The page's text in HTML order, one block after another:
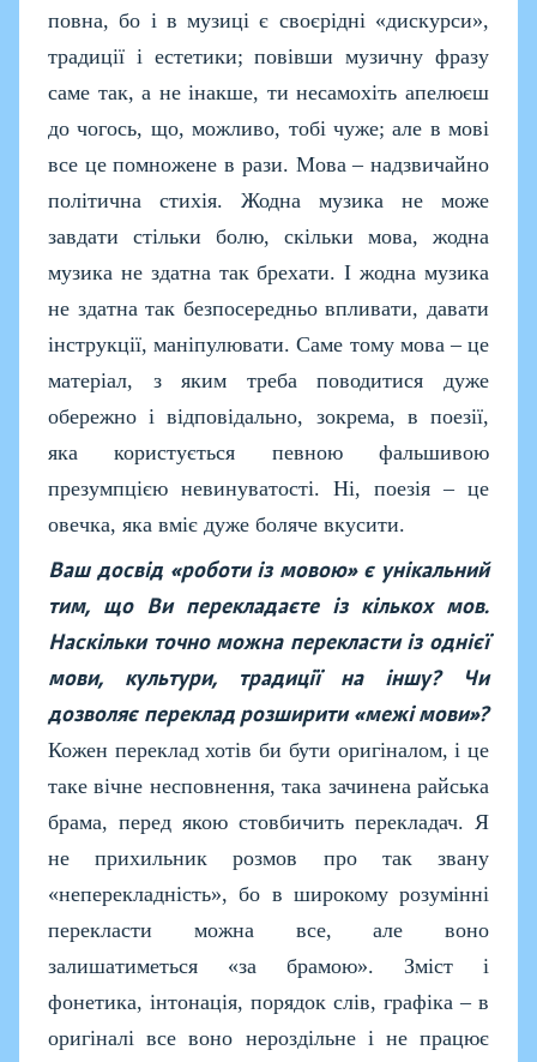
повна, бо і в музиці є своєрідні «дискурси»,
традиції і естетики; повівши музичну фразу
саме так, а не інакше, ти несамохіть апелюєш
до чогось, що, можливо, тобі чуже; але в мові
все це помножене в рази. Мова – надзвичайно
політична стихія. Жодна музика не може
завдати стільки болю, скільки мова, жодна
музика не здатна так брехати. І жодна музика
не здатна так безпосередньо впливати, давати
інструкції, маніпулювати. Саме тому мова – це
матеріал, з яким треба поводитися дуже
обережно і відповідально, зокрема, в поезії,
яка користується певною фальшивою
презумпцією невинуватості. Ні, поезія – це
овечка, яка вміє дуже боляче вкусити.
Ваш досвід «роботи із мовою» є унікальний
тим, що Ви перекладаєте із кількох мов.
Наскільки точно можна перекласти із однієї
мови, культури, традиції на іншу? Чи
дозволяє переклад розширити «межі мови»?
Кожен переклад хотів би бути оригіналом, і це
таке вічне несповнення, така зачинена райська
брама, перед якою стовбичить перекладач. Я
не прихильник розмов про так звану
«неперекладність», бо в широкому розумінні
перекласти можна все, але воно
залишатиметься «за брамою». Зміст і
фонетика, інтонація, порядок слів, графіка – в
оригіналі все воно нероздільне і не працює